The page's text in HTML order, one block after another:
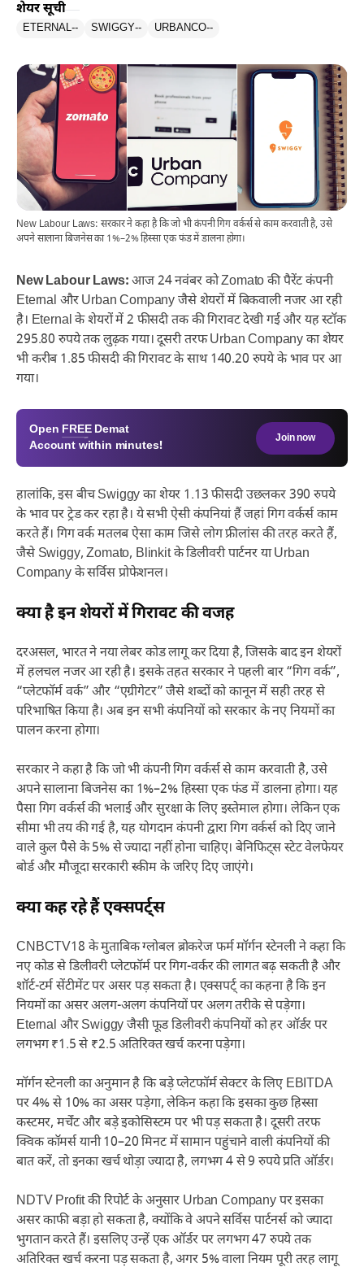
शेयर सूची
ETERNAL-- SWIGGY-- URBANCO--
New Labour Laws: सरकार ने कहा है कि जो भी कंपनी गिग वर्कर्स से काम करवाती है, उसे
अपने सालाना बिजनेस का 1%–2% हिस्सा एक फंड में डालना होगा।
New Labour Laws:आज 24 नवंबर को Zomato की पैरेंट कंपनी
Eternal और Urban Company जैसे शेयरों में बिकवाली नजर आ रही
है। Eternal के शेयरों में 2 फीसदी तक की गिरावट देखी गई और यह स्टॉक
295.80 रुपये तक लुढ़क गया। दूसरी तरफ Urban Company का शेयर
भी करीब 1.85 फीसदी की गिरावट के साथ 140.20 रुपये के भाव पर आ
गया।
Open FREE Demat
Account within minutes!
Join now
हालांकि, इस बीच Swiggy का शेयर 1.13 फीसदी उछलकर 390 रुपये
के भाव पर ट्रेड कर रहा है। ये सभी ऐसी कंपनियां हैं जहां गिग वर्कर्स काम
करते हैं। गिग वर्क मतलब ऐसा काम जिसे लोग फ्रीलांस की तरह करते हैं,
जैसे Swiggy, Zomato, Blinkit के डिलीवरी पार्टनर या Urban
Company के सर्विस प्रोफेशनल।
क्या है इन शेयरों में गिरावट की वजह
दरअसल, भारत ने नया लेबर कोड लागू कर दिया है, जिसके बाद इन शेयरों
में हलचल नजर आ रही है। इसके तहत सरकार ने पहली बार “गिग वर्क”,
“प्लेटफॉर्म वर्क” और “एग्रीगेटर” जैसे शब्दों को कानून में सही तरह से
परिभाषित किया है। अब इन सभी कंपनियों को सरकार के नए नियमों का
पालन करना होगा।
सरकार ने कहा है कि जो भी कंपनी गिग वर्कर्स से काम करवाती है, उसे
अपने सालाना बिजनेस का 1%–2% हिस्सा एक फंड में डालना होगा। यह
पैसा गिग वर्कर्स की भलाई और सुरक्षा के लिए इस्तेमाल होगा। लेकिन एक
सीमा भी तय की गई है, यह योगदान कंपनी द्वारा गिग वर्कर्स को दिए जाने
वाले कुल पैसे के 5% से ज्यादा नहीं होना चाहिए। बेनिफिट्स स्टेट वेलफेयर
बोर्ड और मौजूदा सरकारी स्कीम के जरिए दिए जाएंगे।
क्या कह रहे हैं एक्सपर्ट्स
CNBCTV18 के मुताबिक ग्लोबल ब्रोकरेज फर्म मॉर्गन स्टेनली ने कहा कि
नए कोड से डिलीवरी प्लेटफॉर्म पर गिग-वर्कर की लागत बढ़ सकती है और
शॉर्ट-टर्म सेंटीमेंट पर असर पड़ सकता है। एक्सपर्ट् का कहना है कि इन
नियमों का असर अलग-अलग कंपनियों पर अलग तरीके से पड़ेगा।
Eternal और Swiggy जैसी फूड डिलीवरी कंपनियों को हर ऑर्डर पर
लगभग ₹1.5 से ₹2.5 अतिरिक्त खर्च करना पड़ेगा।
मॉर्गन स्टेनली का अनुमान है कि बड़े प्लेटफॉर्म सेक्टर के लिए EBITDA
पर 4% से 10% का असर पड़ेगा, लेकिन कहा कि इसका कुछ हिस्सा
कस्टमर, मर्चेंट और बड़े इकोसिस्टम पर भी पड़ सकता है। दूसरी तरफ
क्विक कॉमर्स यानी 10–20 मिनट में सामान पहुंचाने वाली कंपनियों की
बात करें, तो इनका खर्च थोड़ा ज्यादा है, लगभग 4 से 9 रुपये प्रति ऑर्डर।
NDTV Profit की रिपोर्ट के अनुसार Urban Company पर इसका
असर काफी बड़ा हो सकता है, क्योंकि वे अपने सर्विस पार्टनर्स को ज्यादा
भुगतान करते हैं। इसलिए उन्हें एक ऑर्डर पर लगभग 47 रुपये तक
अतिरिक्त खर्च करना पड़ सकता है, अगर 5% वाला नियम पूरी तरह लागू